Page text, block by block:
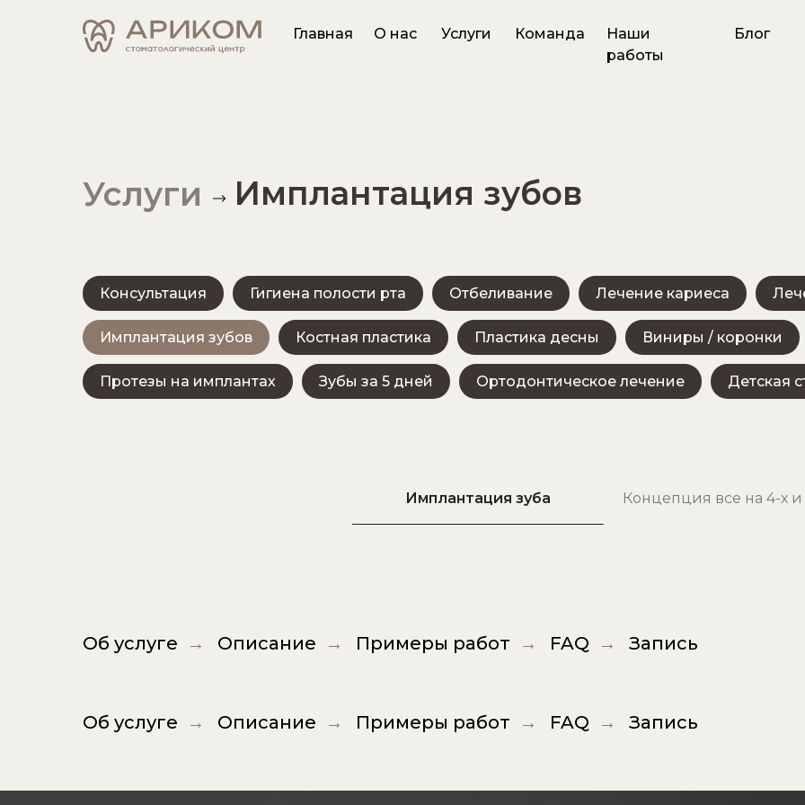
Главная О нас Услуги Команда Блог
Наши
работы
Услуги Имплантация зубов
Консультация Гигиена полости рта Отбеливание Лечение кариеса
Имплантация зубов Костная пластика Пластика десны Виниры / коронки
Протезы на имплантах Зубы за 5 дней Ортодонтическое лечение Детская
Имплантация зуба Концепция все на 4-х и
Об услуге → Описание → Примеры работ → FAQ → Запись
Об услуге → Описание → Примеры работ → FAQ → Запись